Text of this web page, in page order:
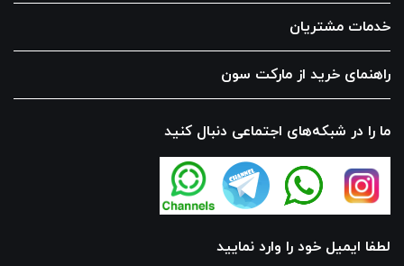
خدمات مشتریان
راهنمای خرید از مارکت سون
ما را در شبکه‌های اجتماعی دنبال کنید
لطفا ایمیل خود را وارد نمایید